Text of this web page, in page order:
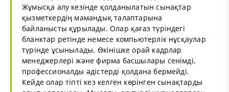
Жұмысқа алу кезінде қолданылатын сынақтар
қызметкердің мамандық талаптарына
байланысты құрылады. Олар қағаз түріндегі
бланктар ретінде немесе компьютерлік нұсқаулар
түрінде ұсынылады. Өкінішке орай кадрлар
менеджерлері және фирма басшылары сенімді,
профессионалды әдістерді қолдана бермейді.
Кейде олар тіпті кез келген көрінген сынақтарды